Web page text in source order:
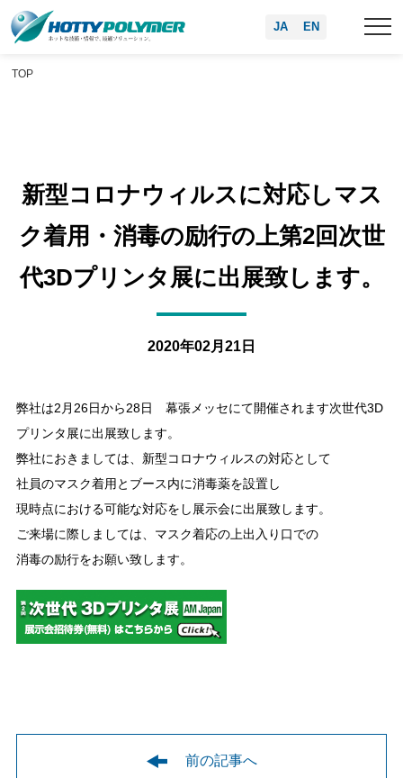
EN
JA
TOP
新型コロナウィルスに対応しマス
ク着用・消毒の励行の上第2回次世
代3Dプリンタ展に出展致します。
2020年02月21日
弊社は2月26日から28日 幕張メッセにて開催されます次世代3D
プリンタ展に出展致します。
弊社におきましては、新型コロナウィルスの対応として
社員のマスク着用とブース内に消毒薬を設置し
現時点における可能な対応をし展示会に出展致します。
ご来場に際しましては、マスク着応の上出入り口での
消毒の励行をお願い致します。
前の記事へ